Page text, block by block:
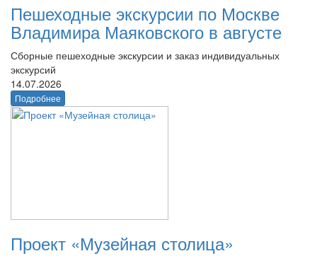
Пешеходные экскурсии по Москве
Владимира Маяковского в августе
Сборные пешеходные экскурсии и заказ индивидуальных
экскурсий
14.07.2026
Подробнее
Проект «Музейная столица»